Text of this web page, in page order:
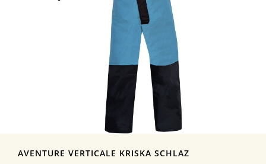
AVENTURE VERTICALE KRISKA SCHLAZ